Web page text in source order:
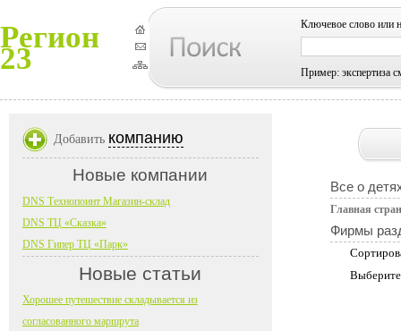
Регион
23
Ключевое слово или
Пример: экспертиза
Все о
Главная
Фирмы
Добавить компанию
Новые компании
DNS Технопоинт Магазин-склад
DNS ТЦ «Сказка»
DNS Гипер ТЦ «Парк»
Новые статьи
Хорошее путешествие складывается из
согласованного маршрута